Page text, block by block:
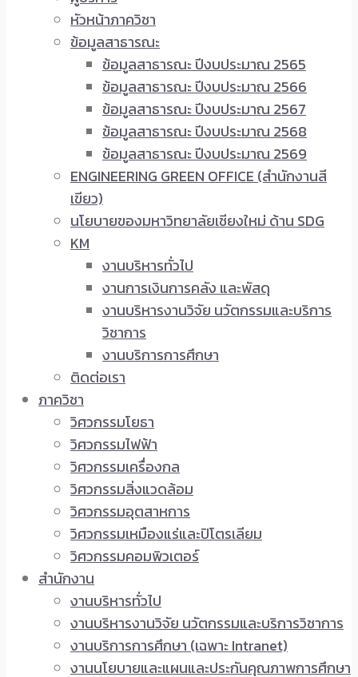
หัวหน้าภาควิชา
ข้อมูลสาธารณะ
ข้อมูลสาธารณะ ปีงบประมาณ 2565
ข้อมูลสาธารณะ ปีงบประมาณ 2566
ข้อมูลสาธารณะ ปีงบประมาณ 2567
ข้อมูลสาธารณะ ปีงบประมาณ 2568
ข้อมูลสาธารณะ ปีงบประมาณ 2569
ENGINEERING GREEN OFFICE (สำนักงานสี
เขียว)
นโยบายของมหาวิทยาลัยเชียงใหม่ ด้าน SDG
KM
งานบริหารทั่วไป
งานการเงินการคลัง และพัสดุ
งานบริหารงานวิจัย นวัตกรรมและบริการ
วิชาการ
งานบริการการศึกษา
ติดต่อเรา
ภาควิชา
วิศวกรรมโยธา
วิศวกรรมไฟฟ้า
วิศวกรรมเครื่องกล
วิศวกรรมสิ่งแวดล้อม
วิศวกรรมอุตสาหการ
วิศวกรรมเหมืองแร่และปิโตรเลียม
วิศวกรรมคอมพิวเตอร์
สำนักงาน
งานบริหารทั่วไป
งานบริหารงานวิจัย นวัตกรรมและบริการวิชาการ
งานบริการการศึกษา (เฉพาะ Intranet)
งานนโยบายและแผนและประกันคุณภาพการศึกษา